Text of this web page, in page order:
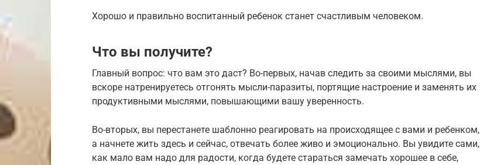
Хорошо и правильно воспитанный ребенок станет счастливым человеком.
Что вы получите?
Главный вопрос: что вам это даст? Во-первых, начав следить за своими мыслями, вы
вскоре натренируетесь отгонять мысли-паразиты, портящие настроение и заменять их
продуктивными мыслями, повышающими вашу уверенность.
Во-вторых, вы перестанете шаблонно реагировать на происходящее с вами и ребенком,
а начнете жить здесь и сейчас, отвечать более живо и эмоционально. Вы увидите сами,
как мало вам надо для радости, когда будете стараться замечать хорошее в себе,